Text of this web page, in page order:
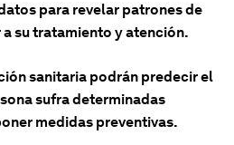
para revelar patrones de
su tratamiento y atención.
sanitaria podrán predecir el
sufra determinadas
medidas preventivas.